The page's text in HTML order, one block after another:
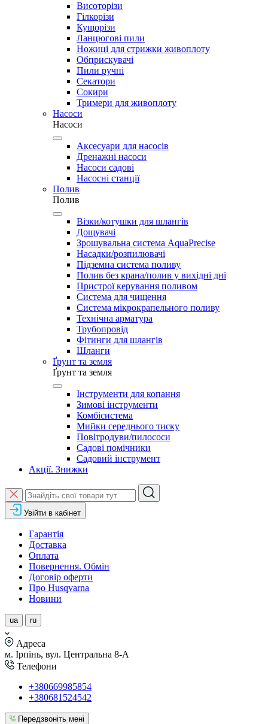
Висоторізи
Гілкорізи
Кущорізи
Ланцюгові пили
Ножиці для стрижки живоплоту
Обприскувачі
Пили ручні
Секатори
Сокири
Тримери для живоплоту
Насоси
Насоси
Аксесуари для насосів
Дренажні насоси
Насоси садові
Насосні станції
Полив
Полив
Візки/котушки для шлангів
Дощувачі
Зрошувальна система AquaPrecise
Насадки/розпилювачі
Підземна система поливу
Полив без крана/полив у вихідні дні
Пристрої керування поливом
Система для чищення
Система мікрокрапельного поливу
Технічна арматура
Трубопровід
Фітинги для шлангів
Шланги
Ґрунт та земля
Ґрунт та земля
Інструменти для копання
Зимові інструменти
Комбісистема
Мийки середнього тиску
Повітродуви/пилососи
Садові помічники
Садовий інструмент
Акції. Знижки
Увійти в кабінет
Гарантія
Доставка
Оплата
Повернення. Обмін
Договір оферти
Про Husqvarna
Новини
ua ru
Адреса
м. Ірпінь, вул. Центральна 8-А
Телефони
+380669985854
+380681524542
Передзвоніть мені